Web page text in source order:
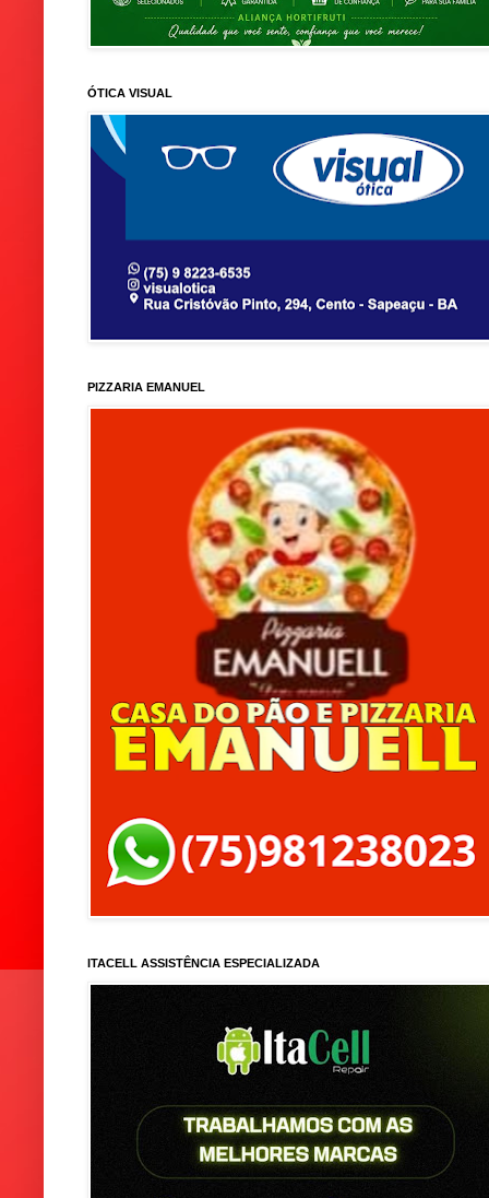
ÓTICA VISUAL
PIZZARIA EMANUEL
ITACELL ASSISTÊNCIA ESPECIALIZADA